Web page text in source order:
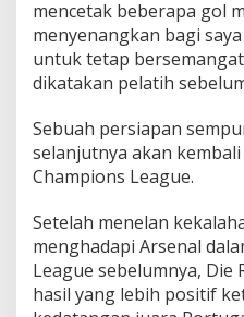
mencetak beberapa gol
menyenangkan bagi
untuk tetap
dikatakan pelatih
Sebuah persiapan
selanjutnya akan
Champions League.
Setelah menelan
menghadapi Arsenal
League sebelumnya, Die
hasil yang lebih positif